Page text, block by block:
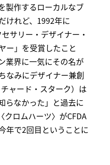
製作するローカルなブ
けれど、1992年に
サリー・デザイナー・
ー」を受賞したこと
業界に一気にその名が
なみにデザイナー兼創
ャード・スターク）は
らなかった」と過去に
クロムハーツ〉がCFDA
年で2回目ということに